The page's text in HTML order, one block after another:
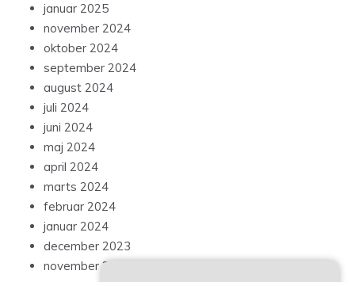
januar 2025
november 2024
oktober 2024
september 2024
august 2024
juli 2024
juni 2024
maj 2024
april 2024
marts 2024
februar 2024
januar 2024
december 2023
november 2023